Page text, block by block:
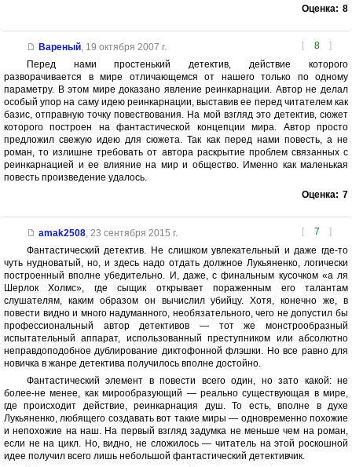
Оценка: 8
[ 8 ]
Вареный, 19 октября 2007 г.
Перед нами простенький детектив, действие которого
разворачивается в мире отличающемся от нашего только по одному
параметру. В этом мире доказано явление реинкарнации. Автор не делал
особый упор на саму идею реинкарнации, выставив ее перед читателем как
базис, отправную точку повествования. На мой взгляд это детектив, сюжет
которого построен на фантастической концепции мира. Автор просто
предложил свежую идею для сюжета. Так как перед нами повесть, а не
роман, то излишне требовать от автора раскрытие проблем связанных с
реинкарнацией и ее влияние на мир и общество. Именно как маленькая
повесть произведение удалось.
Оценка: 7
[ 7 ]
amak2508, 23 сентября 2015 г.
Фантастический детектив. Не слишком увлекательный и даже где-то
чуть нудноватый, но, и здесь надо отдать должное Лукьяненко, логически
построенный вполне убедительно. И, даже, с финальным кусочком «а ля
Шерлок Холмс», где сыщик открывает пораженным его талантам
слушателям, каким образом он вычислил убийцу. Хотя, конечно же, в
повести видно и много надуманного, необязательного, чего не допустил бы
профессиональный автор детективов — тот же монстрообразный
испытательный аппарат, использованный преступником или абсолютно
неправдоподобное дублирование диктофонной флэшки. Но все равно для
новичка в жанре детектива получилось вполне достойно.
Фантастический элемент в повести всего один, но зато какой: не
более-не менее, как мирообразующий — реально существующая в мире,
где происходит действие, реинкарнация душ. То есть, вполне в духе
Лукьяненко, любящего создавать вот такие миры — одновременно похожие
и непохожие на наш. На первый взгляд задумка не меньше чем на роман,
если не на цикл. Но, видно, не сложилось — читатель на этой роскошной
идее получил всего лишь небольшой фантастический детективчик.